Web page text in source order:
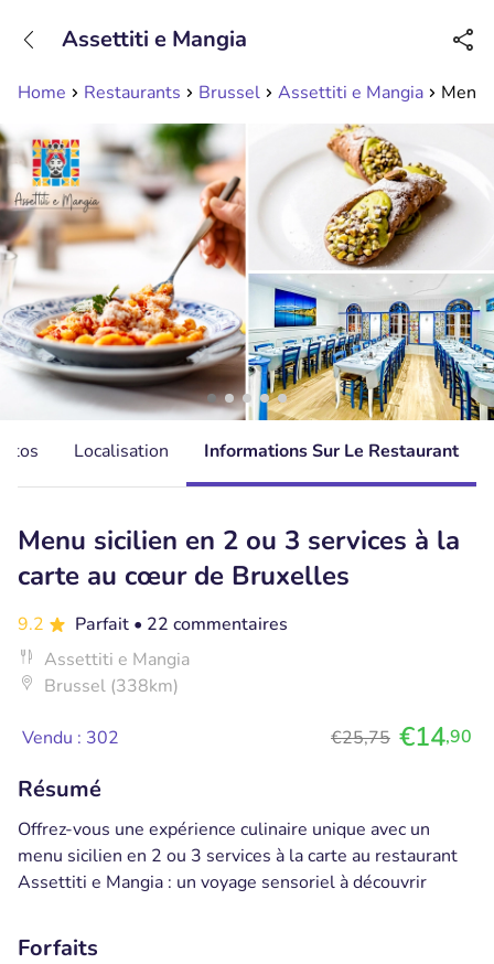
Disponible jusqu'à 23:00 heures
Home Restaurants Brussel Assettiti e Mangia Menu
Assettiti e Mangia
Localisation Informations Sur Le Restaurant
Menu sicilien en 2 ou 3 services à la
carte au cœur de Bruxelles
9.2 Parfait • 22 commentaires
Assettiti e Mangia
Brussel (338km)
Vendu : 302 €25,75 €14,90
Résumé
Offrez-vous une expérience culinaire unique avec un
menu sicilien en 2 ou 3 services à la carte au restaurant
Assettiti e Mangia : un voyage sensoriel à découvrir
Forfaits